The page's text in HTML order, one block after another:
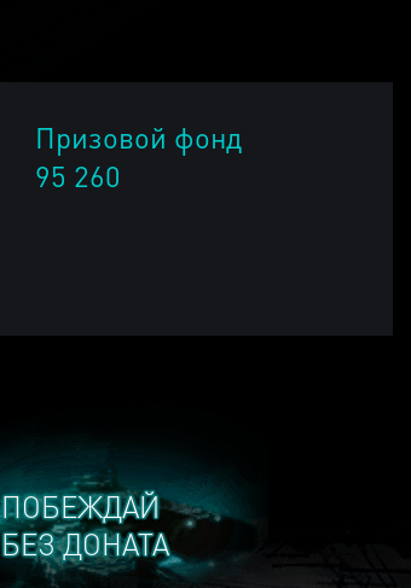
ПОБЕЖДАЙ
БЕЗ ДОНАТА
Призовой фонд
95 260